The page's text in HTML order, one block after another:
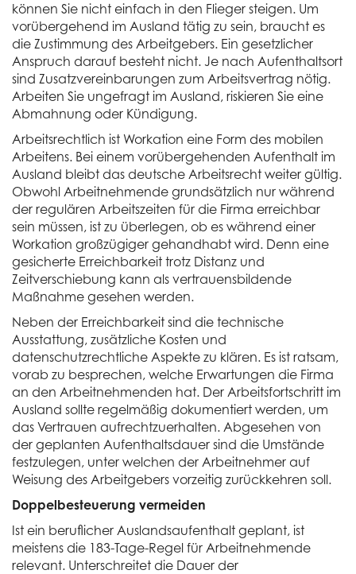
können Sie nicht einfach in den Flieger steigen. Um
vorübergehend im Ausland tätig zu sein, braucht es
die Zustimmung des Arbeitgebers. Ein gesetzlicher
Anspruch darauf besteht nicht. Je nach Aufenthaltsort
sind Zusatzvereinbarungen zum Arbeitsvertrag nötig.
Arbeiten Sie ungefragt im Ausland, riskieren Sie eine
Abmahnung oder Kündigung.
Arbeitsrechtlich ist Workation eine Form des mobilen
Arbeitens. Bei einem vorübergehenden Aufenthalt im
Ausland bleibt das deutsche Arbeitsrecht weiter gültig.
Obwohl Arbeitnehmende grundsätzlich nur während
der regulären Arbeitszeiten für die Firma erreichbar
sein müssen, ist zu überlegen, ob es während einer
Workation großzügiger gehandhabt wird. Denn eine
gesicherte Erreichbarkeit trotz Distanz und
Zeitverschiebung kann als vertrauensbildende
Maßnahme gesehen werden.
Neben der Erreichbarkeit sind die technische
Ausstattung, zusätzliche Kosten und
datenschutzrechtliche Aspekte zu klären. Es ist ratsam,
vorab zu besprechen, welche Erwartungen die Firma
an den Arbeitnehmenden hat. Der Arbeitsfortschritt im
Ausland sollte regelmäßig dokumentiert werden, um
das Vertrauen aufrechtzuerhalten. Abgesehen von
der geplanten Aufenthaltsdauer sind die Umstände
festzulegen, unter welchen der Arbeitnehmer auf
Weisung des Arbeitgebers vorzeitig zurückkehren soll.
Doppelbesteuerung vermeiden
Ist ein beruflicher Auslandsaufenthalt geplant, ist
meistens die 183-Tage-Regel für Arbeitnehmende
relevant. Unterschreitet die Dauer der